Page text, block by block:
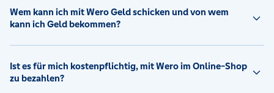
Wem kann ich mit Wero Geld schicken und von wem
kann ich Geld bekommen?
Ist es für mich kostenpflichtig, mit Wero im Online-Shop
zu bezahlen?